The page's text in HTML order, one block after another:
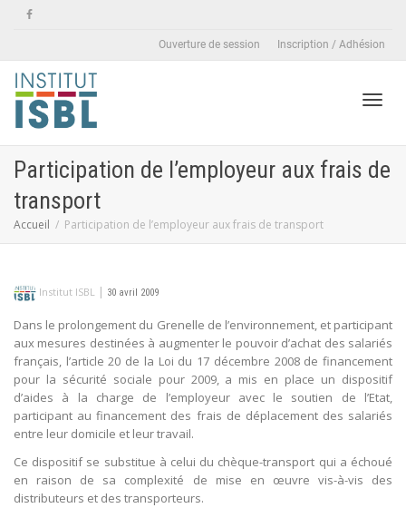
Ouverture de session Inscription / Adhésion
Participation de l’employeur aux frais de
transport
Accueil Participation de l’employeur aux frais de transport
Institut ISBL | 30 avril 2009
Dans le prolongement du Grenelle de l’environnement, et participant
aux mesures destinées à augmenter le pouvoir d’achat des salariés
français, l’article 20 de la Loi du 17 décembre 2008 de financement
pour la sécurité sociale pour 2009, a mis en place un dispositif
d’aides à la charge de l’employeur avec le soutien de l’Etat,
participant au financement des frais de déplacement des salariés
entre leur domicile et leur travail.
Ce dispositif se substitue à celui du chèque-transport qui a échoué
en raison de sa complexité de mise en œuvre vis-à-vis des
distributeurs et des transporteurs.